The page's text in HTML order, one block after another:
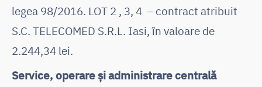
legea 98/2016. LOT 2 , 3, 4 – contract atribuit
S.C. TELECOMED S.R.L. Iasi, în valoare de
2.244,34 lei.
Service, operare și administrare centrală